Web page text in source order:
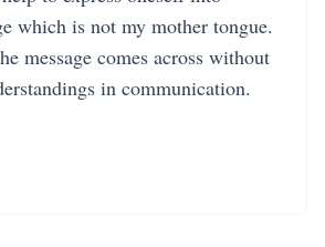
which is not my mother tongue.
message comes across without
in communication.